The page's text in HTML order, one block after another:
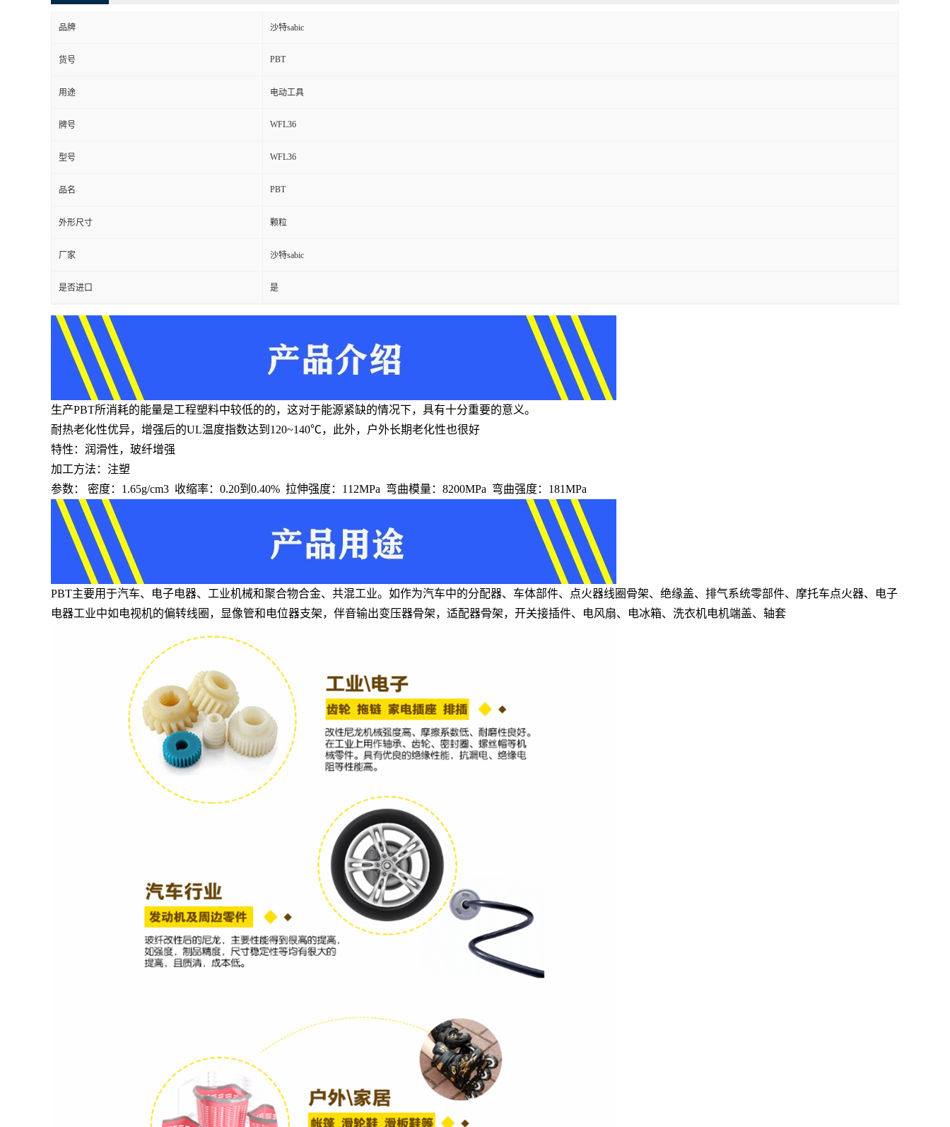
品牌 沙特sabic
货号 PBT
用途 电动工具
牌号 WFL36
型号 WFL36
品名 PBT
外形尺寸 颗粒
厂家 沙特sabic
是否进口 是
生产PBT所消耗的能量是工程塑料中较低的的，这对于能源紧缺的情况下，具有十分重要的意义。
耐热老化性优异，增强后的UL温度指数达到120~140℃，此外，户外长期老化性也很好
特性：润滑性，玻纤增强
加工方法：注塑
参数： 密度：1.65g/cm3 收缩率：0.20到0.40% 拉伸强度：112MPa 弯曲模量：8200MPa 弯曲强度：181MPa
PBT主要用于汽车、电子电器、工业机械和聚合物合金、共混工业。如作为汽车中的分配器、车体部件、点火器线圈骨架、绝缘盖、排气系统零部件、摩托车点火器、电子
电器工业中如电视机的偏转线圈，显像管和电位器支架，伴音输出变压器骨架，适配器骨架，开关接插件、电风扇、电冰箱、洗衣机电机端盖、轴套